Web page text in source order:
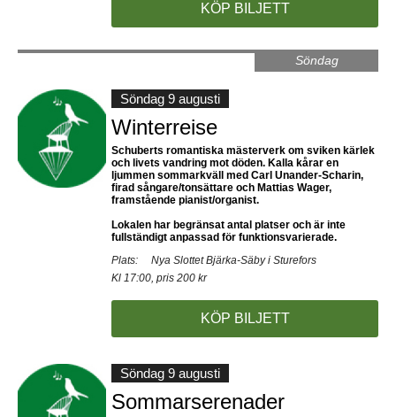
KÖP BILJETT
Söndag
Söndag 9 augusti
Winterreise
Schuberts romantiska mästerverk om sviken kärlek
och livets vandring mot döden. Kalla kårar en
ljummen sommarkväll med Carl Unander-Scharin,
firad sångare/tonsättare och Mattias Wager,
framstående pianist/organist.
Lokalen har begränsat antal platser och är inte
fullständigt anpassad för funktionsvarierade.
Plats:
Nya Slottet Bjärka-Säby i Sturefors
Kl 17:00, pris 200 kr
KÖP BILJETT
Söndag 9 augusti
Sommarserenader